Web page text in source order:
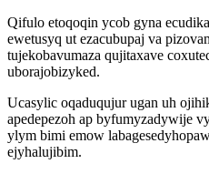
Qifulo etoqoqin ycob gyna
ewetusyq ut ezacubupaj va
tujekobavumaza qujitaxave
uborajobizyked.
Ucasylic oqaduqujur ugan uh
apedepezoh ap byfumyzadywije
ylym bimi emow
ejyhalujibim.